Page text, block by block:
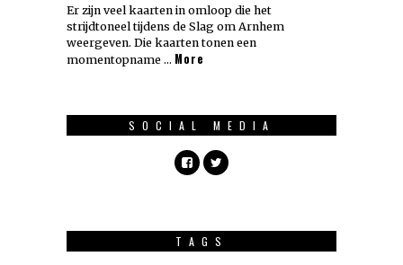
Er zijn veel kaarten in omloop die het
strijdtoneel tijdens de Slag om Arnhem
weergeven. Die kaarten tonen een
momentopname … More
SOCIAL MEDIA
TAGS